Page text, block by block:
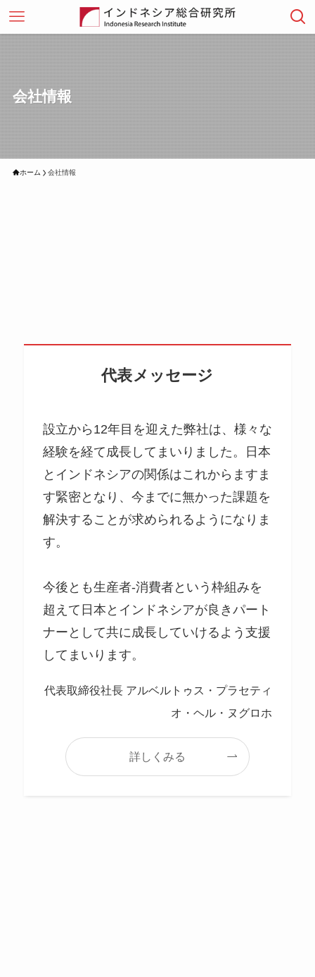
会社情報
ホーム 会社情報
代表メッセージ
設立から12年目を迎えた弊社は、様々な
経験を経て成長してまいりました。日本
とインドネシアの関係はこれからますま
す緊密となり、今までに無かった課題を
解決することが求められるようになりま
す。
今後とも生産者-消費者という枠組みを
超えて日本とインドネシアが良きパート
ナーとして共に成長していけるよう支援
してまいります。
代表取締役社長 アルベルトゥス・プラセティ
オ・ヘル・ヌグロホ
詳しくみる